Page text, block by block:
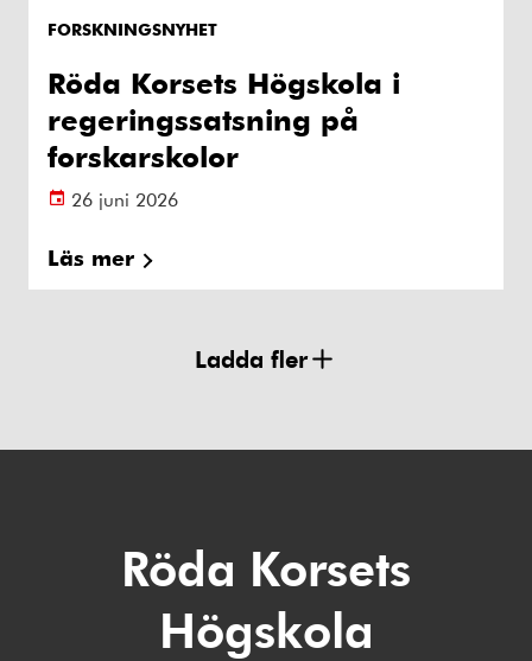
FORSKNINGSNYHET
Röda Korsets Högskola i
regeringssatsning på
forskarskolor
26 juni 2026
Läs mer
Ladda fler
Röda Korsets
Högskola